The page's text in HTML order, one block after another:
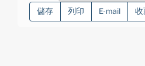
儲存 列印 E-mail 收